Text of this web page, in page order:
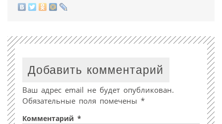
Добавить комментарий
Ваш адрес email не будет опубликован.
Обязательные поля помечены *
Комментарий *